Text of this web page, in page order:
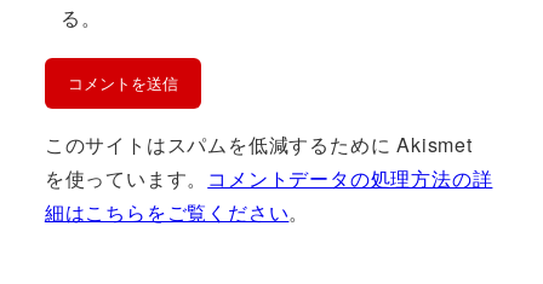
る。
このサイトはスパムを低減するために Akismet
を使っています。 コメントデータの処理方法の詳
細はこちらをご覧ください。